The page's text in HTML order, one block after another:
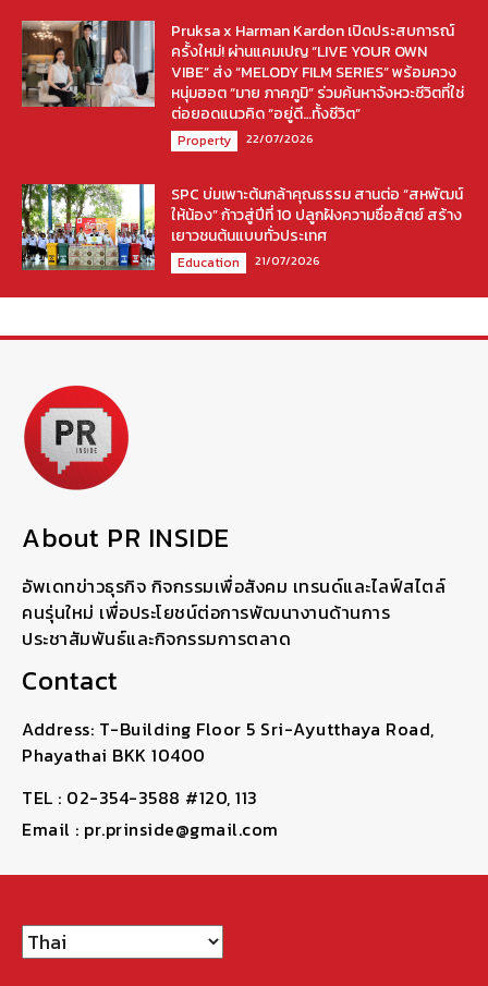
Pruksa x Harman Kardon เปิดประสบการณ์
ครั้งใหม่! ผ่านแคมเปญ “LIVE YOUR OWN
VIBE” ส่ง “MELODY FILM SERIES” พร้อมควง
หนุ่มฮอต “มาย ภาคภูมิ” ร่วมค้นหาจังหวะชีวิตที่ใช่
ต่อยอดแนวคิด “อยู่ดี…ทั้งชีวิต”
Property 22/07/2026
SPC บ่มเพาะต้นกล้าคุณธรรม สานต่อ “สหพัฒน์
ให้น้อง” ก้าวสู่ปีที่ 10 ปลูกฝังความซื่อสัตย์ สร้าง
เยาวชนต้นแบบทั่วประเทศ
Education 21/07/2026
About PR INSIDE
อัพเดทข่าวธุรกิจ กิจกรรมเพื่อสังคม เทรนด์และไลฟ์สไตล์
คนรุ่นใหม่ เพื่อประโยชน์ต่อการพัฒนางานด้านการ
ประชาสัมพันธ์และกิจกรรมการตลาด
Contact
Address: T-Building Floor 5 Sri-Ayutthaya Road,
Phayathai BKK 10400
TEL : 02-354-3588 #120, 113
Email : pr.prinside@gmail.com